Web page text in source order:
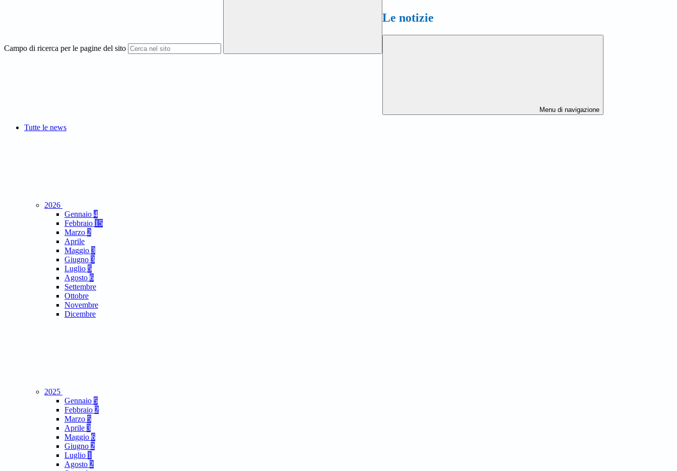
Campo di ricerca per le pagine del sito
Le notizie
Menu di navigazione
Tutte le news
2026
Gennaio 4
Febbraio 15
Marzo 2
Aprile
Maggio 3
Giugno 3
Luglio 5
Agosto 6
Settembre
Ottobre
Novembre
Dicembre
2025
Gennaio 5
Febbraio 2
Marzo 5
Aprile 3
Maggio 6
Giugno 2
Luglio 1
Agosto 2